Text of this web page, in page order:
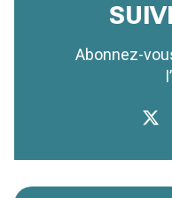
Abonnez-